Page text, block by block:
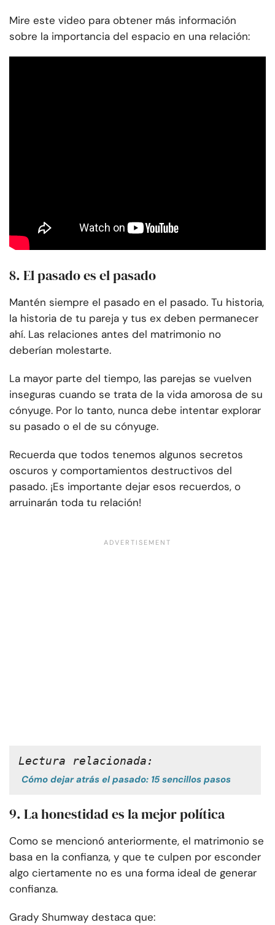
Mire este video para obtener más información
sobre la importancia del espacio en una relación:
8. El pasado es el pasado
Mantén siempre el pasado en el pasado. Tu historia,
la historia de tu pareja y tus ex deben permanecer
ahí. Las relaciones antes del matrimonio no
deberían molestarte.
La mayor parte del tiempo, las parejas se vuelven
inseguras cuando se trata de la vida amorosa de su
cónyuge. Por lo tanto, nunca debe intentar explorar
su pasado o el de su cónyuge.
Recuerda que todos tenemos algunos secretos
oscuros y comportamientos destructivos del
pasado. ¡Es importante dejar esos recuerdos, o
arruinarán toda tu relación!
Lectura relacionada:
Cómo dejar atrás el pasado: 15 sencillos pasos
9. La honestidad es la mejor política
Como se mencionó anteriormente, el matrimonio se
basa en la confianza, y que te culpen por esconder
algo ciertamente no es una forma ideal de generar
confianza.
Grady Shumway destaca que: